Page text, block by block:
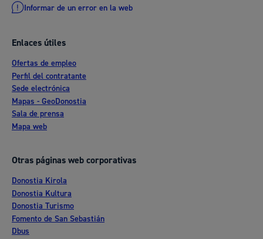
Informar de un error en la web
Enlaces útiles
Ofertas de empleo
Perfil del contratante
Sede electrónica
Mapas - GeoDonostia
Sala de prensa
Mapa web
Otras páginas web corporativas
Donostia Kirola
Donostia Kultura
Donostia Turismo
Fomento de San Sebastián
Dbus